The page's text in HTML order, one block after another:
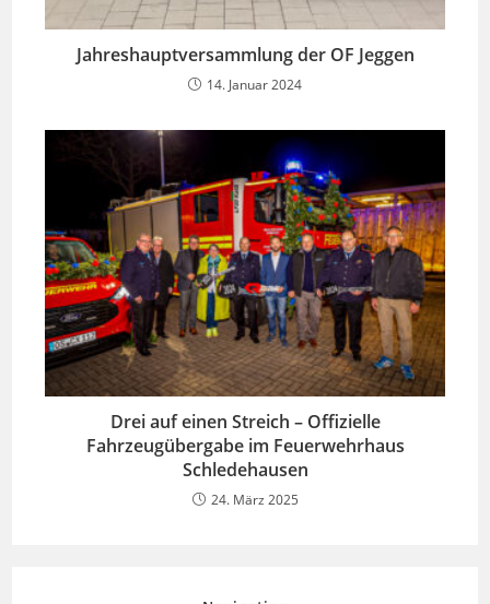
Jahreshauptversammlung der OF Jeggen
14. Januar 2024
Drei auf einen Streich – Offizielle
Fahrzeugübergabe im Feuerwehrhaus
Schledehausen
24. März 2025